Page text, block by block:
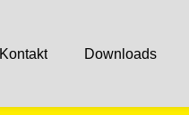
Kontakt Downloads